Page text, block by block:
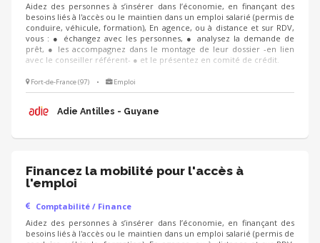
Aidez des personnes à s’insérer dans l’économie, en finançant des
besoins liés à l'accès ou le maintien dans un emploi salarié (permis de
conduire, véhicule, formation), En agence, ou à distance et sur RDV,
vous : ● échangez avec les personnes, ● analysez la demande de
prêt, ● les accompagnez dans le montage de leur dossier -en lien
avec le conseiller référent- ● et le présentez en comité de crédit.
Fort-de-France (97) • Emploi
Adie Antilles - Guyane
Financez la mobilité pour l'accès à
l'emploi
Comptabilité / Finance
Aidez des personnes à s’insérer dans l’économie, en finançant des
besoins liés à l'accès ou le maintien dans un emploi salarié (permis de